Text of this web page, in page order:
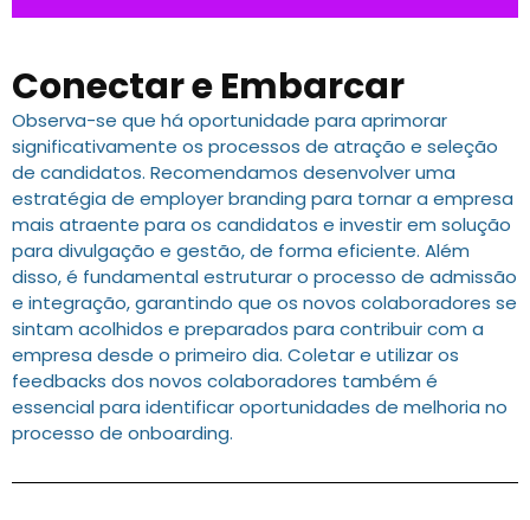
Conectar e Embarcar
Observa-se que há oportunidade para aprimorar
significativamente os processos de atração e seleção
de candidatos. Recomendamos desenvolver uma
estratégia de employer branding para tornar a empresa
mais atraente para os candidatos e investir em solução
para divulgação e gestão, de forma eficiente. Além
disso, é fundamental estruturar o processo de admissão
e integração, garantindo que os novos colaboradores se
sintam acolhidos e preparados para contribuir com a
empresa desde o primeiro dia. Coletar e utilizar os
feedbacks dos novos colaboradores também é
essencial para identificar oportunidades de melhoria no
processo de onboarding.